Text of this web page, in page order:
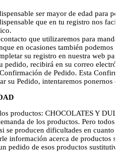
ser mayor de edad para poder
que en tu registro nos facilite
que utilizaremos para mandarle
en ocasiones también podemos
su registro en nuestra web para
pedido, recibirá en su correo electrónico
de Pedido. Esta
su Pedido, intentaremos ponernos en
productos: CHOCOLATES Y DULCES
de los productos. Pero todos los
se producen dificultades en cuanto a su
información acerca de productos
pedido de esos productos sustitutivos,